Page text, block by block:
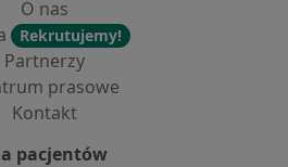
O nas
Rekrutujemy!
Partnerzy
prasowe
Kontakt
pacjentów